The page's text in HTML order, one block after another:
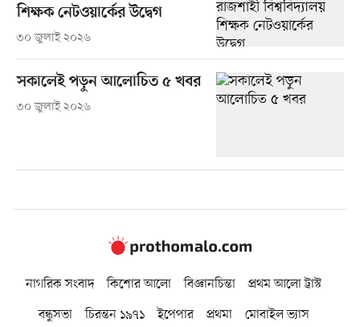
শিক্ষক নেটওয়ার্কের উদ্বেগ
৩০ জুলাই ২০২৬
সকালেই পড়ুন আলোচিত ৫ খবর
৩০ জুলাই ২০২৬
নাগরিক সংবাদ কিশোর আলো বিজ্ঞানচিন্তা
প্রথম আলো ট্রাস্ট
বন্ধুসভা
চিরন্তন ১৯৭১ ইপেপার প্রথমা মোবাইল ভ্যাস